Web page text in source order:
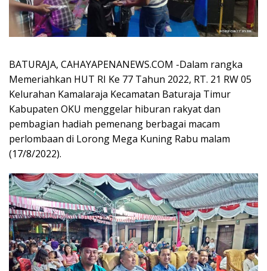
BATURAJA, CAHAYAPENANEWS.COM -Dalam rangka
Memeriahkan HUT RI Ke 77 Tahun 2022, RT. 21 RW 05
Kelurahan Kamalaraja Kecamatan Baturaja Timur
Kabupaten OKU menggelar hiburan rakyat dan
pembagian hadiah pemenang berbagai macam
perlombaan di Lorong Mega Kuning Rabu malam
(17/8/2022).